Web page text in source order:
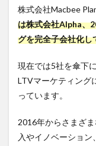
おすす
め！
株式会社Macbee
は株式会社Alpha、
グを完全子会社化し
現在では5社を傘下
LTVマーケティング
っています。
2016年からさまざ
入やイノベーショ